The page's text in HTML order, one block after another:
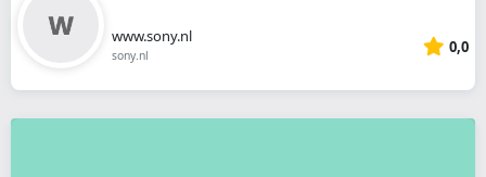
www.sony.nl
sony.nl 0,0